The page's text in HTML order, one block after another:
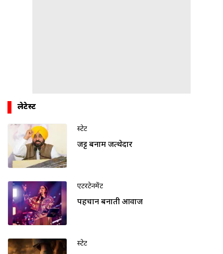
लेटेस्ट
स्टेट
जट्ट बनाम जत्थेदार
एंटरटेनमेंट
पहचान बनाती आवाज
स्टेट